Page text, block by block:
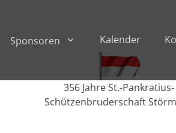
Sponsoren Kalender
356 Jahre St.-Pankratius-
Schützenbruderschaft